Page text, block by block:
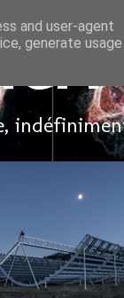
and user-agent
generate usage